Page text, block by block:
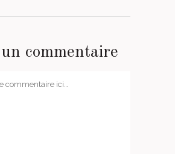
commentaire